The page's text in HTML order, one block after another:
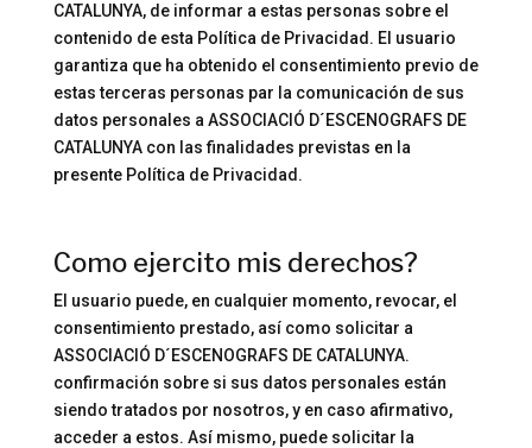
CATALUNYA, de informar a estas personas sobre el
contenido de esta Política de Privacidad. El usuario
garantiza que ha obtenido el consentimiento previo de
estas terceras personas par la comunicación de sus
datos personales a ASSOCIACIÓ D´ESCENOGRAFS DE
CATALUNYA con las finalidades previstas en la
presente Política de Privacidad.
Como ejercito mis derechos?
El usuario puede, en cualquier momento, revocar, el
consentimiento prestado, así como solicitar a
ASSOCIACIÓ D´ESCENOGRAFS DE CATALUNYA.
confirmación sobre si sus datos personales están
siendo tratados por nosotros, y en caso afirmativo,
acceder a estos. Así mismo, puede solicitar la